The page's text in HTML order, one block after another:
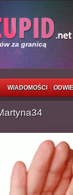
za granicą
WIADOMOŚCI